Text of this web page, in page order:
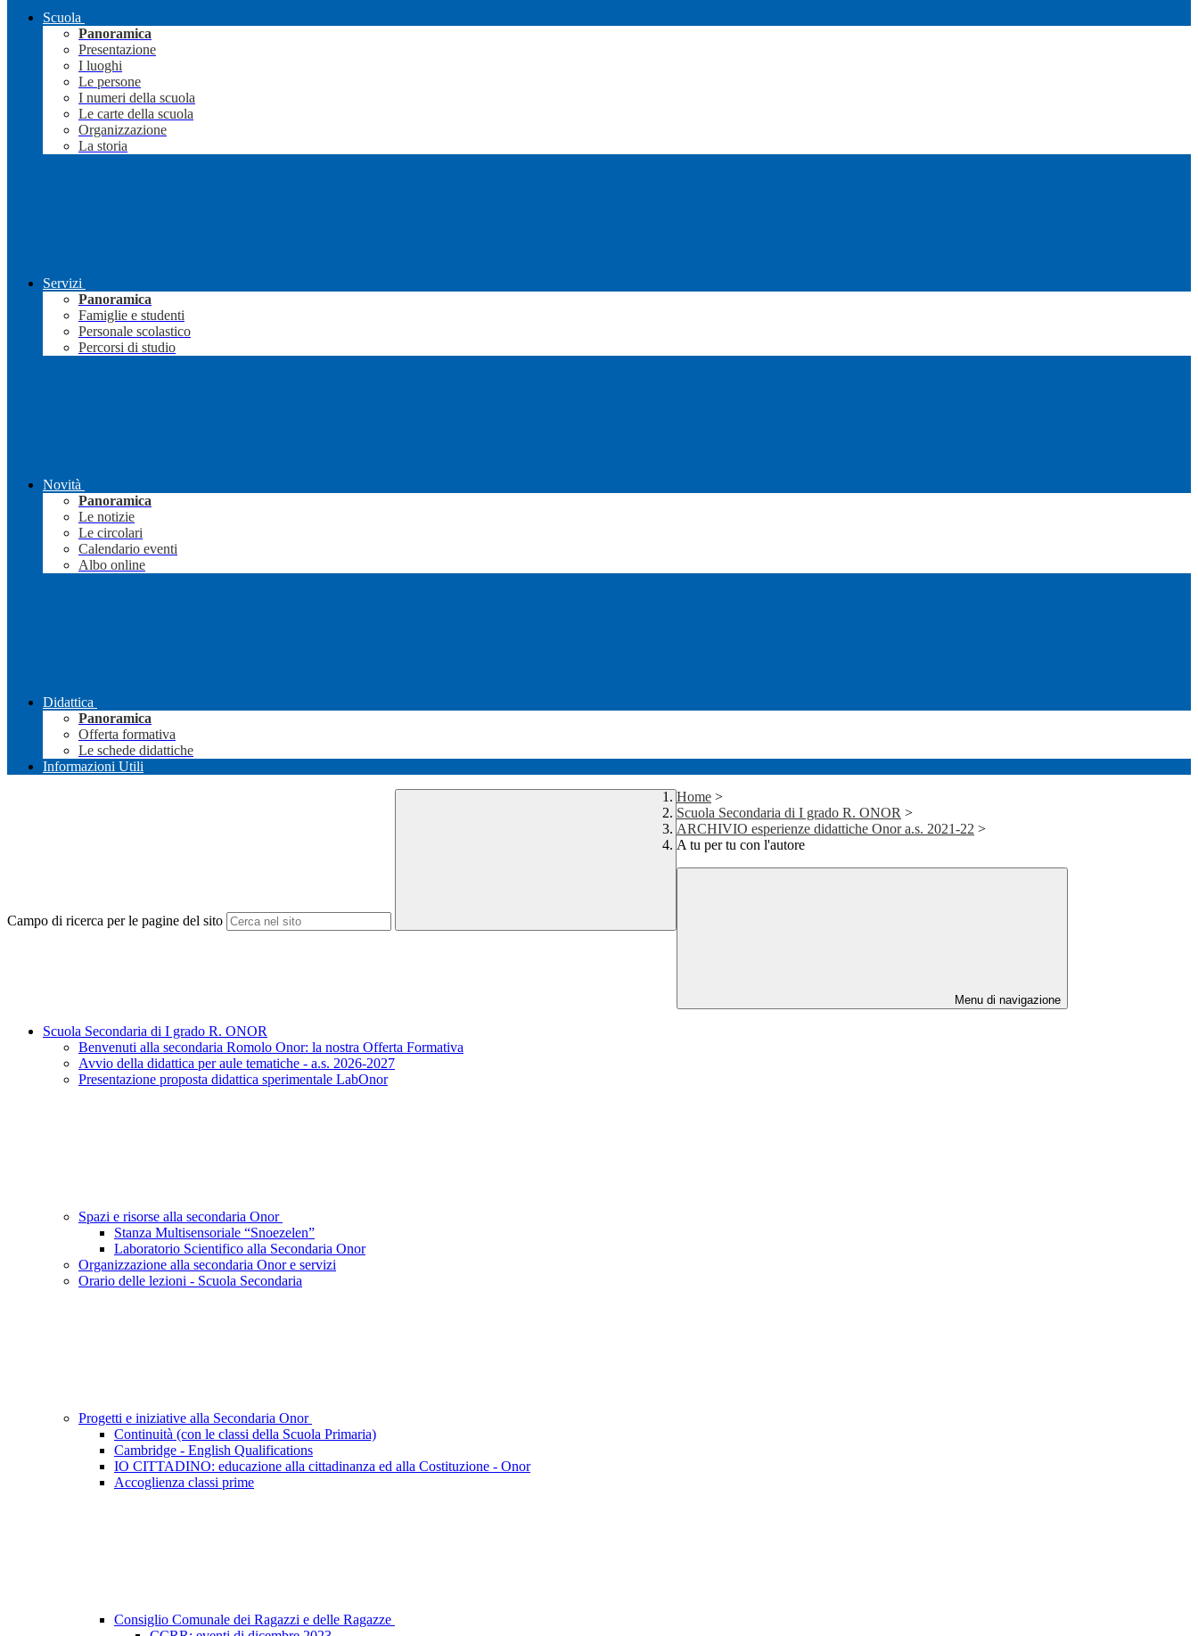
Scuola
Panoramica
Presentazione
I luoghi
Le persone
I numeri della scuola
Le carte della scuola
Organizzazione
La storia
Servizi
Panoramica
Famiglie e studenti
Personale scolastico
Percorsi di studio
Novità
Panoramica
Le notizie
Le circolari
Calendario eventi
Albo online
Didattica
Panoramica
Offerta formativa
Le schede didattiche
Informazioni Utili
Campo di ricerca per le pagine del sito
Home >
Scuola Secondaria di I grado R. ONOR >
ARCHIVIO esperienze didattiche Onor a.s. 2021-22 >
A tu per tu con l'autore
Menu di navigazione
Scuola Secondaria di I grado R. ONOR
Benvenuti alla secondaria Romolo Onor: la nostra Offerta Formativa
Avvio della didattica per aule tematiche - a.s. 2026-2027
Presentazione proposta didattica sperimentale LabOnor
Spazi e risorse alla secondaria Onor
Stanza Multisensoriale “Snoezelen”
Laboratorio Scientifico alla Secondaria Onor
Organizzazione alla secondaria Onor e servizi
Orario delle lezioni - Scuola Secondaria
Progetti e iniziative alla Secondaria Onor
Continuità (con le classi della Scuola Primaria)
Cambridge - English Qualifications
IO CITTADINO: educazione alla cittadinanza ed alla Costituzione - Onor
Accoglienza classi prime
Consiglio Comunale dei Ragazzi e delle Ragazze